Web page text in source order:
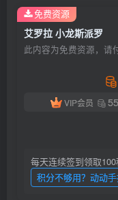
艾罗拉 小龙斯派罗
此内容为免费资源，请
VIP会员
每天连续签到领取100
积分不够用？动动
免费资源